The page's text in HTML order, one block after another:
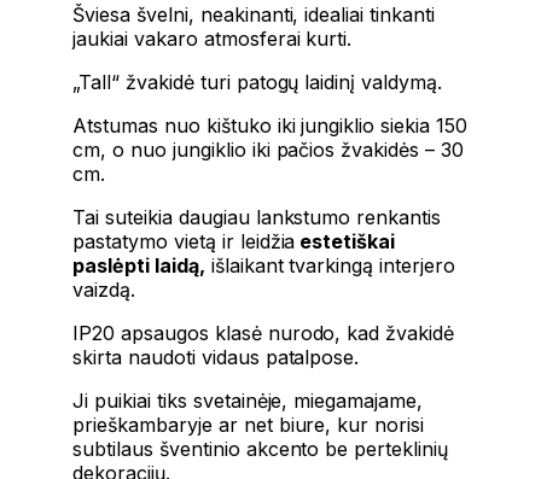
Šviesa švelni, neakinanti, idealiai tinkanti
jaukiai vakaro atmosferai kurti.
„Tall“ žvakidė turi patogų laidinį valdymą.
Atstumas nuo kištuko iki jungiklio siekia 150
cm, o nuo jungiklio iki pačios žvakidės – 30
cm.
Tai suteikia daugiau lankstumo renkantis
pastatymo vietą ir leidžia estetiškai
paslėpti laidą, išlaikant tvarkingą interjero
vaizdą.
IP20 apsaugos klasė nurodo, kad žvakidė
skirta naudoti vidaus patalpose.
Ji puikiai tiks svetainėje, miegamajame,
prieškambaryje ar net biure, kur norisi
subtilaus šventinio akcento be perteklinių
dekoracijų.